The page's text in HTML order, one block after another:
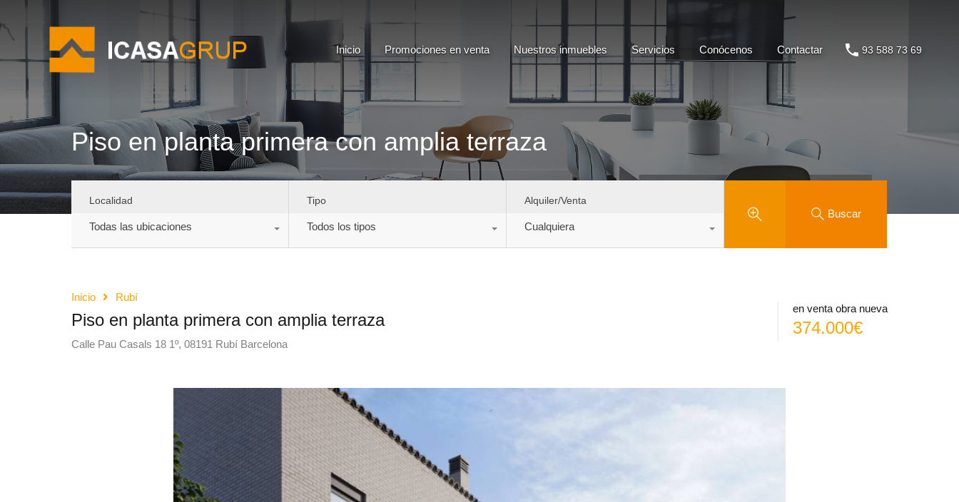
Inicio Promociones en venta Nuestros inmuebles Servicios
Inicio
Promociones en venta Nuestros inmuebles Servicios Conócenos Contactar 93 588 73 69
Piso en planta primera con amplia terraza
Localidad
Todas las ubicaciones
Tipo
Todos los tipos
Alquiler/Venta
Cualquiera
Buscar
Inicio Rubí
Piso en planta primera con amplia terraza
Calle Pau Casals 18 1º, 08191 Rubí Barcelona
en venta obra nueva
374.000€